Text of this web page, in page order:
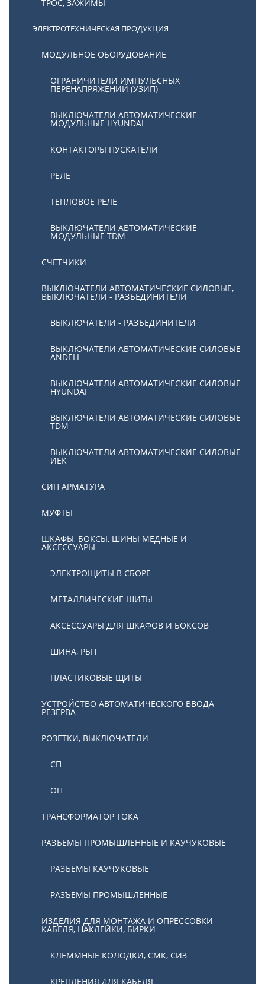
ТРОС, ЗАЖИМЫ
ЭЛЕКТРОТЕХНИЧЕСКАЯ ПРОДУКЦИЯ
МОДУЛЬНОЕ ОБОРУДОВАНИЕ
ОГРАНИЧИТЕЛИ ИМПУЛЬСНЫХ
ПЕРЕНАПРЯЖЕНИЙ (УЗИП)
ВЫКЛЮЧАТЕЛИ АВТОМАТИЧЕСКИЕ
МОДУЛЬНЫЕ HYUNDAI
КОНТАКТОРЫ ПУСКАТЕЛИ
РЕЛЕ
ТЕПЛОВОЕ РЕЛЕ
ВЫКЛЮЧАТЕЛИ АВТОМАТИЧЕСКИЕ
МОДУЛЬНЫЕ TDM
СЧЕТЧИКИ
ВЫКЛЮЧАТЕЛИ АВТОМАТИЧЕСКИЕ СИЛОВЫЕ,
ВЫКЛЮЧАТЕЛИ - РАЗЪЕДИНИТЕЛИ
ВЫКЛЮЧАТЕЛИ - РАЗЪЕДИНИТЕЛИ
ВЫКЛЮЧАТЕЛИ АВТОМАТИЧЕСКИЕ СИЛОВЫЕ
ANDELI
ВЫКЛЮЧАТЕЛИ АВТОМАТИЧЕСКИЕ СИЛОВЫЕ
HYUNDAI
ВЫКЛЮЧАТЕЛИ АВТОМАТИЧЕСКИЕ СИЛОВЫЕ
TDM
ВЫКЛЮЧАТЕЛИ АВТОМАТИЧЕСКИЕ СИЛОВЫЕ
ИЕК
СИП АРМАТУРА
МУФТЫ
ШКАФЫ, БОКСЫ, ШИНЫ МЕДНЫЕ И
АКСЕССУАРЫ
ЭЛЕКТРОЩИТЫ В СБОРЕ
МЕТАЛЛИЧЕСКИЕ ЩИТЫ
АКСЕССУАРЫ ДЛЯ ШКАФОВ И БОКСОВ
ШИНА, РБП
ПЛАСТИКОВЫЕ ЩИТЫ
УСТРОЙСТВО АВТОМАТИЧЕСКОГО ВВОДА
РЕЗЕРВА
РОЗЕТКИ, ВЫКЛЮЧАТЕЛИ
СП
ОП
ТРАНСФОРМАТОР ТОКА
РАЗЪЕМЫ ПРОМЫШЛЕННЫЕ И КАУЧУКОВЫЕ
РАЗЪЕМЫ КАУЧУКОВЫЕ
РАЗЪЕМЫ ПРОМЫШЛЕННЫЕ
ИЗДЕЛИЯ ДЛЯ МОНТАЖА И ОПРЕССОВКИ
КАБЕЛЯ, НАКЛЕЙКИ, БИРКИ
КЛЕММНЫЕ КОЛОДКИ, СМК, СИЗ
КРЕПЛЕНИЯ ДЛЯ КАБЕЛЯ